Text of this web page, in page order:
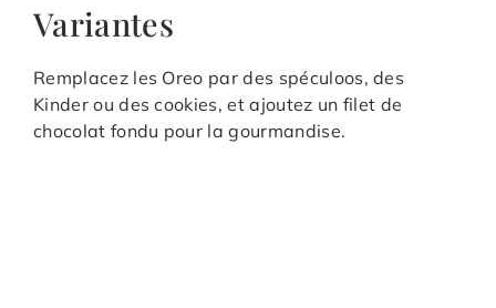
Variantes
Remplacez les Oreo par des spéculoos, des
Kinder ou des cookies, et ajoutez un filet de
chocolat fondu pour la gourmandise.